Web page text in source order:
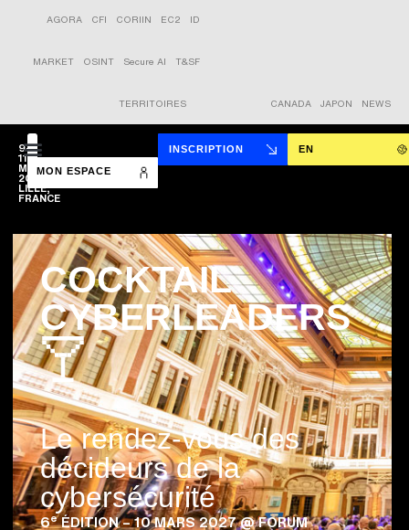
AGORA CFI CORIIN EC2 ID
MARKET OSINT Secure AI T&SF
TERRITOIRES CANADA JAPON NEWS
9-
11
MARS
2026
LILLE,
FRANCE
EN
INSCRIPTION
MON ESPACE
COCKTAIL
CYBERLEADERS
Le rendez-vous des
décideurs de la
cybersécurité
6eÉDITION – 10 MARS 2027 @ FORUM